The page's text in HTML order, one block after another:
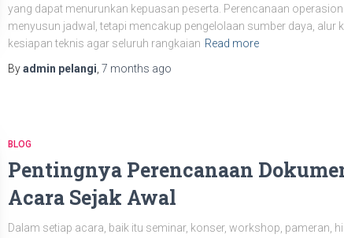
yang dapat menurunkan kepuasan peserta. Perencanaan
menyusun jadwal, tetapi mencakup pengelolaan sumber daya, alur
kesiapan teknis agar seluruh rangkaian Read more
Byadmin pelangi 7 months ago
BLOG
Pentingnya Perencanaan
Acara Sejak Awal
Dalam setiap acara, baik itu seminar, konser, workshop, pameran,